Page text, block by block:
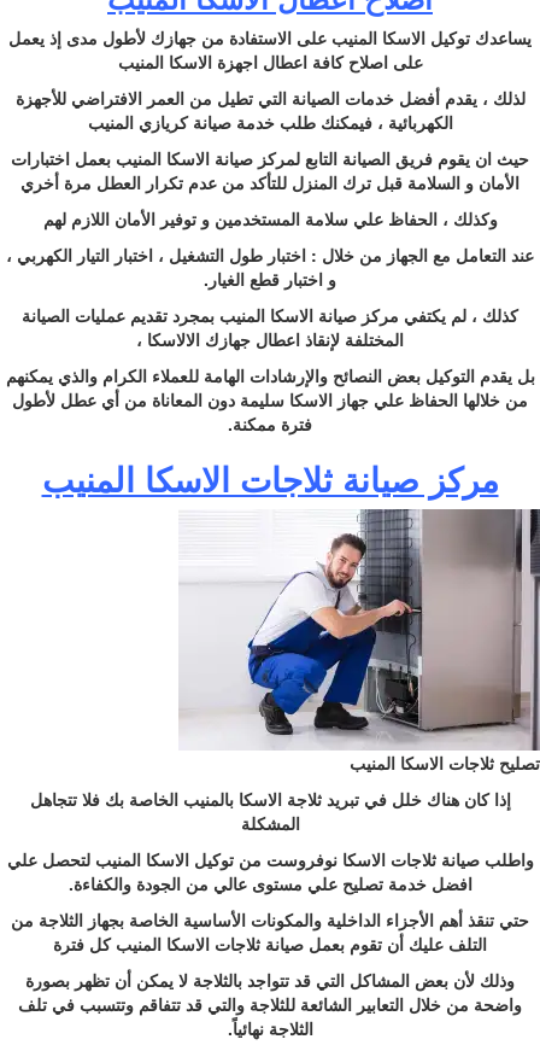
يساعدك توكيل الاسكا المنيب على الاستفادة من جهازك لأطول مدى إذ يعمل
على اصلاح كافة اعطال اجهزة الاسكا المنيب
لذلك ، يقدم أفضل خدمات الصيانة التي تطيل من العمر الافتراضي للأجهزة
الكهربائية ، فيمكنك طلب خدمة صيانة كريازي المنيب
حيث ان يقوم فريق الصيانة التابع لمركز صيانة الاسكا المنيب بعمل اختبارات
الأمان و السلامة قبل ترك المنزل للتأكد من عدم تكرار العطل مرة أخري
وكذلك ، الحفاظ علي سلامة المستخدمين و توفير الأمان اللازم لهم
عند التعامل مع الجهاز من خلال : اختبار طول التشغيل ، اختبار التيار الكهربي ،
و اختبار قطع الغيار.
كذلك ، لم يكتفي مركز صيانة الاسكا المنيب بمجرد تقديم عمليات الصيانة
المختلفة لإنقاذ اعطال جهازك الالاسكا ،
بل يقدم التوكيل بعض النصائح والإرشادات الهامة للعملاء الكرام والذي يمكنهم
من خلالها الحفاظ علي جهاز الاسكا سليمة دون المعاناة من أي عطل لأطول
فترة ممكنة.
مركز صيانة ثلاجات الاسكا المنيب
تصليح ثلاجات الاسكا المنيب
إذا كان هناك خلل في تبريد ثلاجة الاسكا بالمنيب الخاصة بك فلا تتجاهل
المشكلة
واطلب صيانة ثلاجات الاسكا نوفروست من توكيل الاسكا المنيب لتحصل علي
افضل خدمة تصليح علي مستوى عالي من الجودة والكفاءة.
حتي تنقذ أهم الأجزاء الداخلية والمكونات الأساسية الخاصة بجهاز الثلاجة من
التلف عليك أن تقوم بعمل صيانة ثلاجات الاسكا المنيب كل فترة
وذلك لأن بعض المشاكل التي قد تتواجد بالثلاجة لا يمكن أن تظهر بصورة
واضحة من خلال التعابير الشائعة للثلاجة والتي قد تتفاقم وتتسبب في تلف
الثلاجة نهائياً.